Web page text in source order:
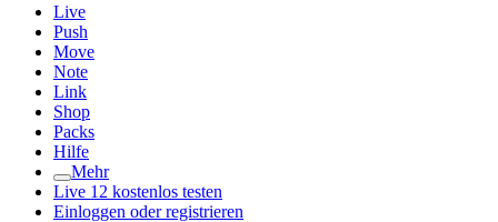
Live
Push
Move
Note
Link
Shop
Packs
Hilfe
Mehr
Live 12 kostenlos testen
Einloggen oder registrieren